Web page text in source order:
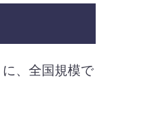
、全国規模で